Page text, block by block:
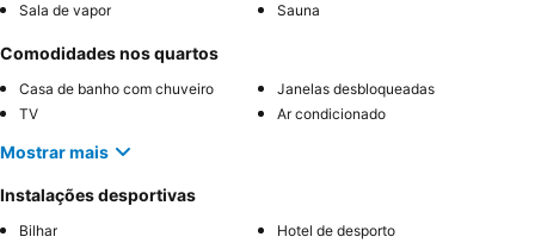
Sala de vapor Sauna
Comodidades nos quartos
Casa de banho com chuveiro
Janelas desbloqueadas
TV
Ar condicionado
Mostrar mais
Instalações desportivas
Bilhar Hotel de desporto